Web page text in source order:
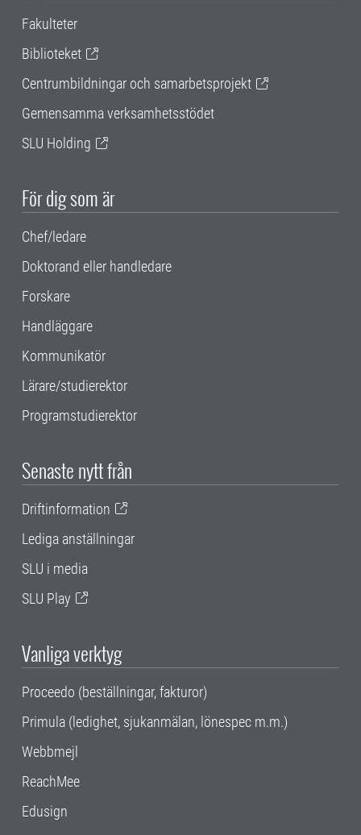
Fakulteter
Biblioteket
Centrumbildningar och samarbetsprojekt
Gemensamma verksamhetsstödet
SLU Holding
För dig som är
Chef/ledare
Doktorand eller handledare
Forskare
Handläggare
Kommunikatör
Lärare/studierektor
Programstudierektor
Senaste nytt från
Driftinformation
Lediga anställningar
SLU i media
SLU Play
Vanliga verktyg
Proceedo (beställningar, fakturor)
Primula (ledighet, sjukanmälan, lönespec m.m.)
Webbmejl
ReachMee
Edusign